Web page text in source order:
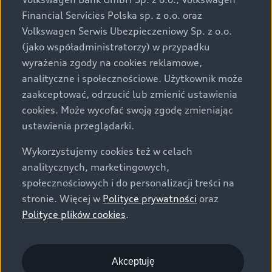
za dopłatą. Wiążące ustalenie ceny, wyposażenia i
specyfikacji pojazdu następują w umowie sprzedaży, a
określenie parametrów technicznych zawiera
świadectwo homologacji typu pojazdu. Zastrzegamy
sobie prawo do zmian i pomyłek. Wszelkie informacje
prezentowane na stronie są aktualne na dzień ich
zamieszczania. W celu uzyskania najnowszych
informacji prosimy kontaktować się z Partnerem Marki
Audi.
Wszystkie produkowane obecnie samochody marki Audi
są wykonywane z materiałów spełniających pod
względem możliwości odzysku i recyklingu wymagania
określone w normie ISO 22628 i są zgodne z
europejskimi świadectwami homologacji wydanymi wg
o.o. podlega obowiązkowi zapewnienia wszystkim
użytkownikom samochodów marki Volkswagen sieci
Financial Servicies Polska sp. z o.o. oraz
Volkswagen Serwis Ubezpieczeniowy Sp. z o.o.
(jako współadministratorzy) w przypadku
wyrażenia zgody na cookies reklamowe,
analityczne i społecznościowe. Użytkownik może
zaakceptować, odrzucić lub zmienić ustawienia
cookies. Może wycofać swoją zgodę zmieniając
ustawienia przeglądarki.
Wykorzystujemy cookies też w celach
analitycznych, marketingowych,
społecznościowych i do personalizacji treści na
stronie. Więcej w Polityce prywatności oraz
Polityce plików cookies.
Akceptuję